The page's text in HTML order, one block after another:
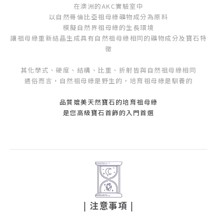
在澳洲的AKC實驗室中
以自然哥倫比亞祖母綠礦物成分為原料
模擬自然界祖母綠的生長環境
讓祖母綠重新結晶生成具有自然祖母綠相同的礦物成分及寶石特
徵
其化學式、硬度、結構、比重、折射皆與自然祖母綠相同
通俗而言，自然祖母綠是野生的，培育祖母綠是馴養的
品質媲美天然寶石的培育祖母綠
是您高級寶石首飾的入門首選
| 注意事項 |